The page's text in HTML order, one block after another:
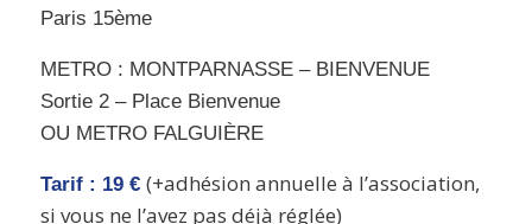
Paris 15ème
METRO : MONTPARNASSE – BIENVENUE
Sortie 2 – Place Bienvenue
OU METRO FALGUIÈRE
Tarif : 19 € (+adhésion annuelle à l’association,
si vous ne l’avez pas déjà réglée)